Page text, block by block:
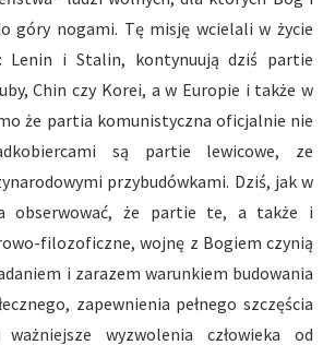
góry nogami. Tę misję wcielali w życie
Lenin i Stalin, kontynuują dziś partie
Chin czy Korei, a w Europie i także w
że partia komunistyczna oficjalnie nie
są partie lewicowe, ze
przybudówkami. Dziś, jak w
obserwować, że partie te, a także i
filozoficzne, wojnę z Bogiem czynią
i zarazem warun­kiem budowania
zapewnienia pełnego szczęścia
wyzwolenia człowieka od